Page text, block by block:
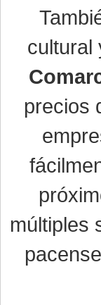
cultural
precios
múltiples